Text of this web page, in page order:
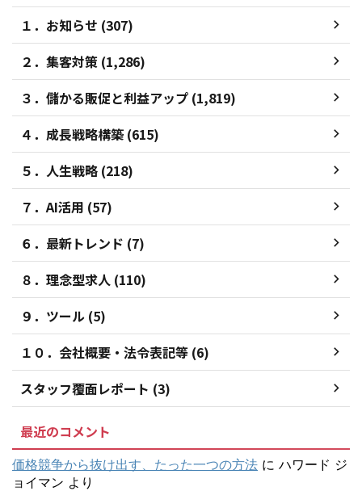
１．お知らせ (307)
２．集客対策 (1,286)
３．儲かる販促と利益アップ (1,819)
４．成長戦略構築 (615)
５．人生戦略 (218)
７．AI活用 (57)
６．最新トレンド (7)
８．理念型求人 (110)
９．ツール (5)
１０．会社概要・法令表記等 (6)
スタッフ覆面レポート (3)
最近のコメント
価格競争から抜け出す、たった一つの方法 に ハワード ジ
ョイマン より